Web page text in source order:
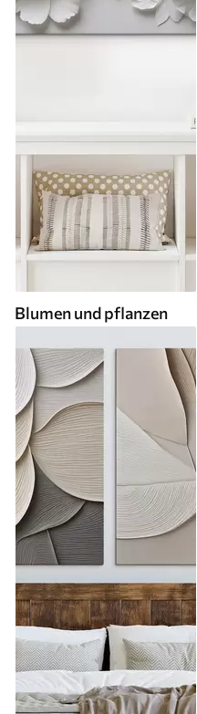
Blumen und pflanzen